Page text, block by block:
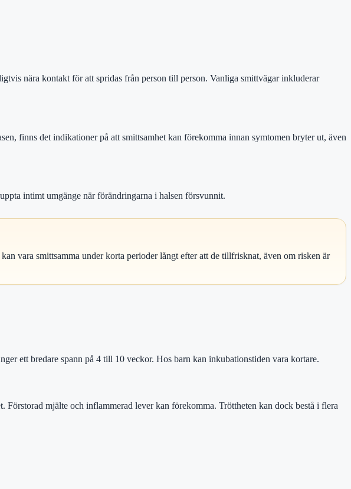
nära kontakt för att spridas från person till person. Vanliga smittvägar inkluderar
finns det indikationer på att smittsamhet kan förekomma innan symtomen bryter ut, även
intimt umgänge när förändringarna i halsen försvunnit.
vara smittsamma under korta perioder långt efter att de tillfrisknat, även om risken är
ett bredare spann på 4 till 10 veckor. Hos barn kan inkubationstiden vara kortare.
mjälte och inflammerad lever kan förekomma. Tröttheten kan dock bestå i flera